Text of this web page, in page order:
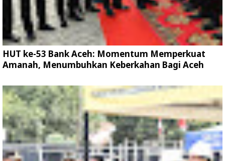
HUT ke-53 Bank Aceh: Momentum Memperkuat
Amanah, Menumbuhkan Keberkahan Bagi Aceh